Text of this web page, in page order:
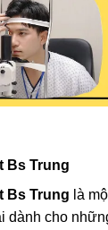
Bs Trung
Bs Trung là
dành cho